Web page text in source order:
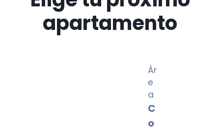
apartamento
Ár
e
a
C
o